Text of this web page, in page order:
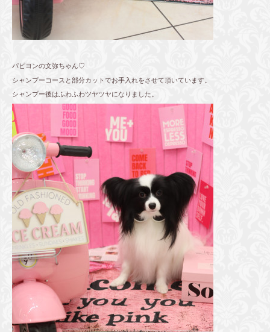
パピヨンの文弥ちゃん♡
シャンプーコースと部分カットでお手入れをさせて頂いています。
シャンプー後はふわふわツヤツヤになりました。